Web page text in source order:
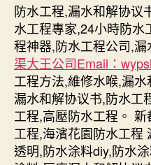
防水工程,漏水和解协议
水工程專家,24小時防水
程神器,防水工程公司,
渠大王公司Email：
工程方法,維修水喉,漏
漏水和解协议书,防水工
工程,高壓防水工程。
工程,海濱花園防水工程
透明,防水涂料diy,防水